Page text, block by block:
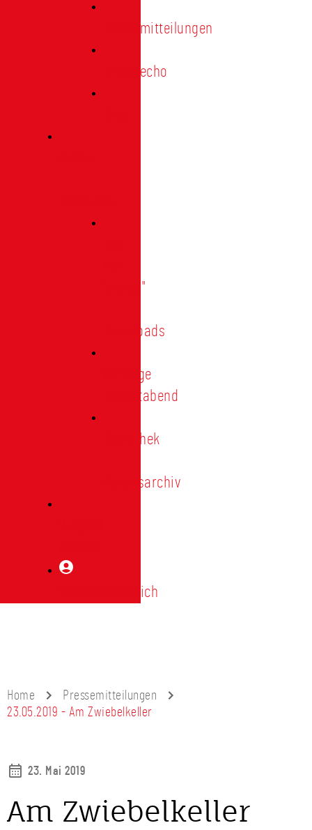
Pressemitteilungen
Presseecho
"digital"
Downloads
Vorträge
Heimatabend
Bibliothek
Vereinsarchiv
Mitgliederbereich
Home
Pressemitteilungen
23.05.2019 - Am Zwiebelkeller
23. Mai 2019
Am Zwiebelkeller